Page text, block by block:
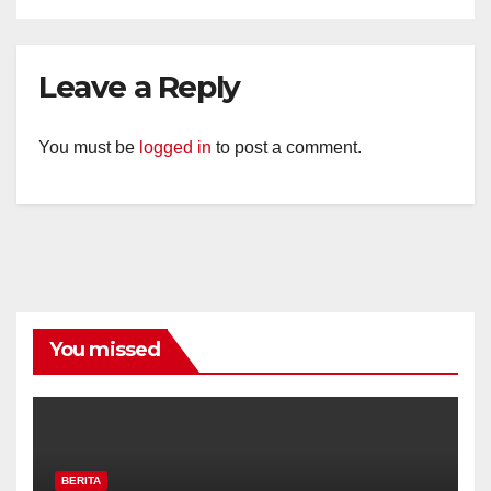
Leave a Reply
You must be logged in to post a comment.
You missed
BERITA